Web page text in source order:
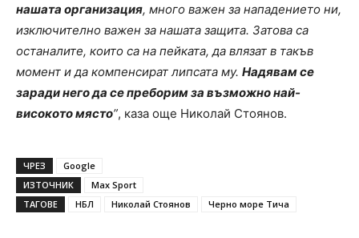
нашата организация, много важен за нападението ни,
изключително важен за нашата защита. Затова са
останалите, които са на пейката, да влязат в такъв
момент и да компенсират липсата му. Надявам се
заради него да се преборим за възможно най-
високото място”, каза още Николай Стоянов.
ЧРЕЗ
Google
ИЗТОЧНИК
Max Sport
ТАГОВЕ
НБЛ Николай Стоянов Черно море Тича